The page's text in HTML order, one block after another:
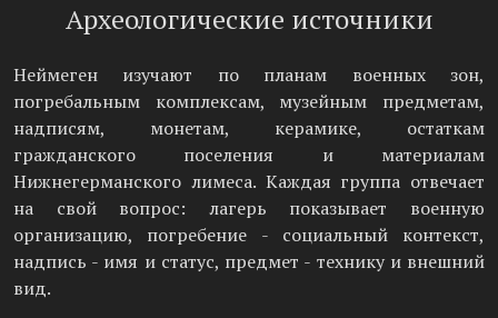
Археологические источники
Неймеген изучают по планам военных зон,
погребальным комплексам, музейным предметам,
надписям, монетам, керамике, остаткам
гражданского поселения и материалам
Нижнегерманского лимеса. Каждая группа отвечает
на свой вопрос: лагерь показывает военную
организацию, погребение - социальный контекст,
надпись - имя и статус, предмет - технику и внешний
вид.